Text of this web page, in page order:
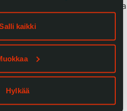
kaikki
Hylkää
ryhmältä 40 €. Opettaja
30 oppilasta.
L3, L4